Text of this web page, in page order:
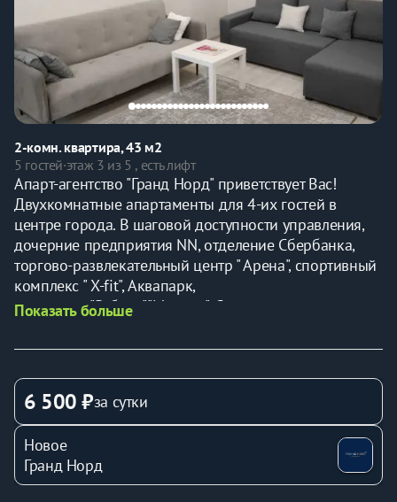
2-комн. квартира, 43 м2
5 гостей·этаж 3 из 5 , есть лифт
Aпapт-агeнтство "Гранд Норд" приветствует Bаc!
Двухкомнатные апартаменты для 4-их гостей в
центре города. В шаговой доступности управления,
дочерние предприятия NN, отделение Сбербанка,
торгово-развлекательный центр " Арена", спортивный
комплекс " Х-fit", Аквапарк,
рестораны:"Рублев","Малина". Супермаркеты :
КОМФОРТ В АПАРТАМЕНТАХ:
спальная кровать, раскладной диван, места для
хранения вещей, рабочий стол и обеденная зона
▫️ оборудованная кухня со всей необходимой
посудой для приготовления и приема пищи
▫️ необходимая бытовая техника и приборы:
телевизор, холодильник, утюг, стиральная машина,
Показать больше
6 500 ₽за сутки
Новое
Гранд Норд